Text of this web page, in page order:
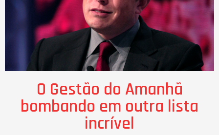
O Gestão do Amanhã
bombando em outra lista
incrível